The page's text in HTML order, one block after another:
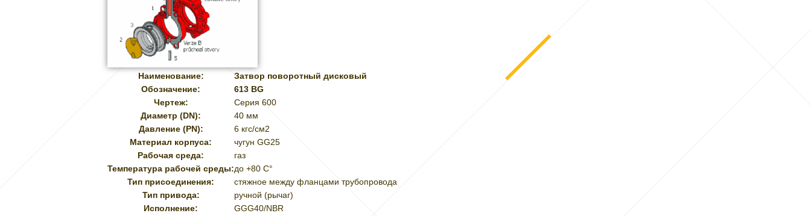
Наименование:
Затвор поворотный дисковый
Обозначение:
613 ВG
Чертеж:
Серия 600
Диаметр (DN):
40 мм
Давление (PN):
6 кгс/см2
Материал корпуса:
чугун GG25
Рабочая среда:
газ
Температура рабочей среды:до +80 C°
Тип присоединения:
стяжное между фланцами трубопровода
Тип привода:
ручной (рычаг)
Исполнение:
GGG40/NBR